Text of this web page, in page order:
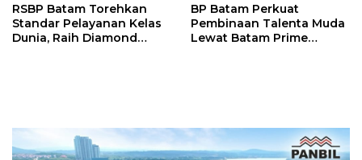
RSBP Batam Torehkan
Standar Pelayanan Kelas
Dunia, Raih Diamond
BP Batam Perkuat
Pembinaan Talenta Muda
Lewat Batam Prime